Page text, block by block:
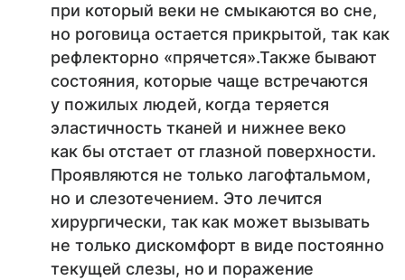
при который веки не смыкаются во сне,
но роговица остается прикрытой, так как
рефлекторно «прячется».​​​​​​​Также бывают
состояния, которые чаще встречаются
у пожилых людей, когда теряется
эластичность тканей и нижнее веко
как бы отстает от глазной поверхности.
Проявляются не только лагофтальмом,
но и слезотечением. Это лечится
хирургически, так как может вызывать
не только дискомфорт в виде постоянно
текущей слезы, но и поражение